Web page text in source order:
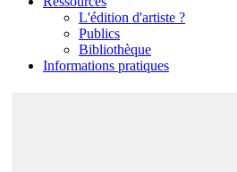
L'édition d'artiste ?
Publics
Bibliothèque
Informations pratiques